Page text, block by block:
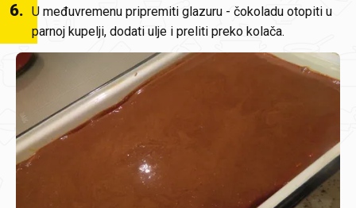
6. U međuvremenu pripremiti glazuru - čokoladu otopiti u
parnoj kupelji, dodati ulje i preliti preko kolača.